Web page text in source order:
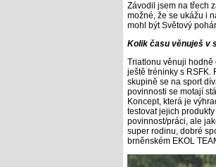
Závodil jsem na třech
možné, že se ukážu i
mohl být Světový
Kolik času věnuješ v
Triatlonu věnuji hodně
ještě tréninky s RSFK.
skupině se na sport
povinnosti se motají
Koncept, která je
testovat jejich
povinnost/práci, ale
super rodinu, dobré
brněnském EKOL